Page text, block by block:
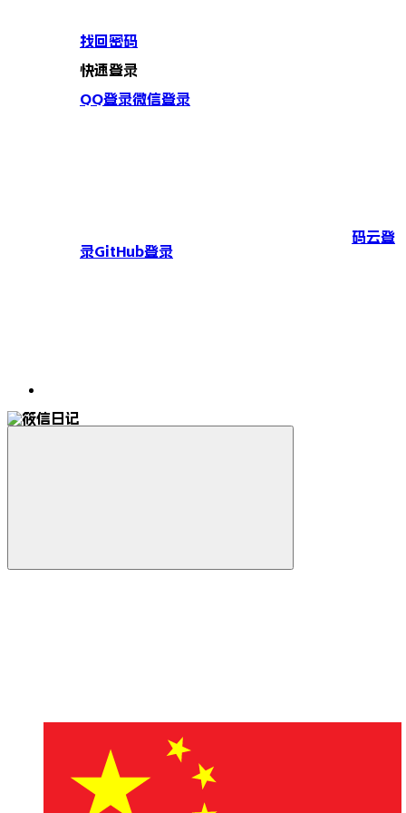
找回密码
快速登录
QQ登录微信登录
码云登
录GitHub登录